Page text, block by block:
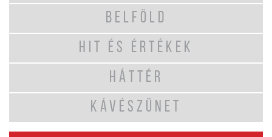
BELFÖLD
HIT ÉS ÉRTÉKEK
HÁTTÉR
KÁVÉSZÜNET